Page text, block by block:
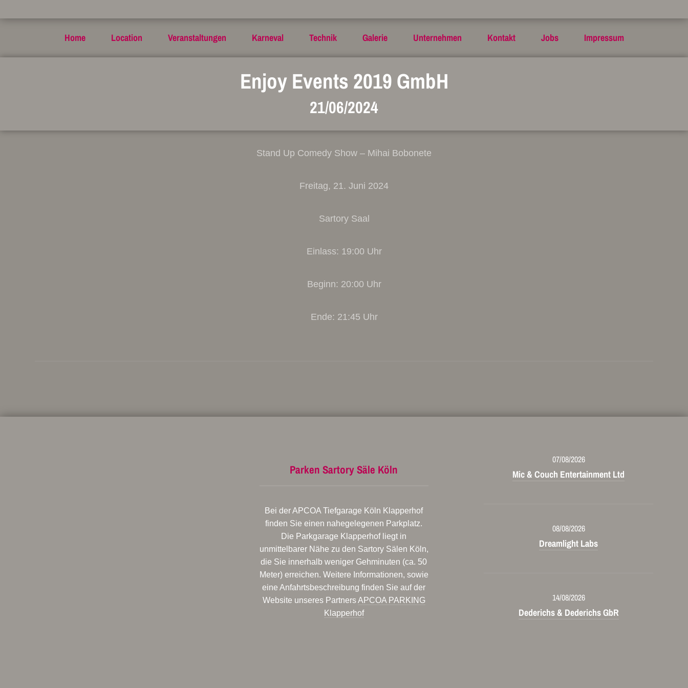
Home Location Veranstaltungen Karneval Technik Galerie Unternehmen Kontakt Jobs Impressum
Enjoy Events 2019 GmbH
21/06/2024
Stand Up Comedy Show – Mihai Bobonete
Freitag, 21. Juni 2024
Sartory Saal
Einlass: 19:00 Uhr
Beginn: 20:00 Uhr
Ende: 21:45 Uhr
Parken Sartory Säle Köln
Bei der APCOA Tiefgarage Köln Klapperhof
finden Sie einen nahegelegenen Parkplatz.
Die Parkgarage Klapperhof liegt in
unmittelbarer Nähe zu den Sartory Sälen Köln,
die Sie innerhalb weniger Gehminuten (ca. 50
Meter) erreichen. Weitere Informationen, sowie
eine Anfahrtsbeschreibung finden Sie auf der
Website unseres PartnersAPCOA PARKING
Klapperhof
07/08/2026
Mic & Couch Entertainment Ltd
08/08/2026
Dreamlight Labs
14/08/2026
Dederichs & Dederichs GbR